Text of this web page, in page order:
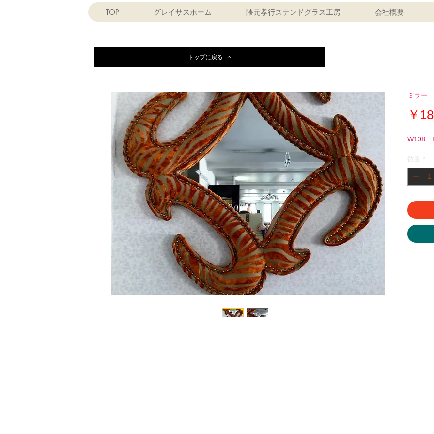
TOP グレイサスホーム 隈元孝行ステンドグラス工房 会社概要
ミラー
￥
W108
トップに戻る